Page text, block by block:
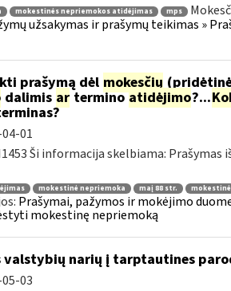
mokestinės nepriemokos atidėjimas mps
užsakymas ir prašymų teikimas »
prašymą dėl mokesčių
dalimis arterminoatidėjimo?...
01
Ši informacija skelbiama: Prašymas
mokestinė nepriemoka maį 88 str.
Prašymai, pažymos ir mokėjimo
mokestinę nepriemoką
valstybių narių į tarptautines
03